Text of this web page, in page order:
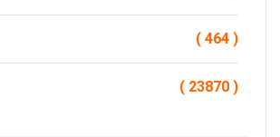
( 464 )
( 23870 )